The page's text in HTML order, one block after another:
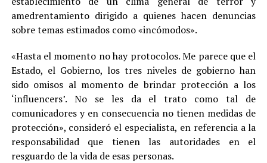
amedrentamiento dirigido a quienes hacen denuncias
sobre temas estimados como «incómodos».
«Hasta el momento no hay protocolos. Me parece que el
Estado, el Gobierno, los tres niveles de gobierno han
sido omisos al momento de brindar protección a los
‘influencers’. No se les da el trato como tal de
comunicadores y en consecuencia no tienen medidas de
protección», consideró el especialista, en referencia a la
responsabilidad que tienen las autoridades en el
resguardo de la vida de esas personas.